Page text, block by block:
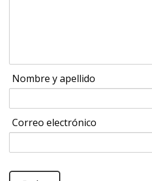
Nombre y apellido
Correo electrónico